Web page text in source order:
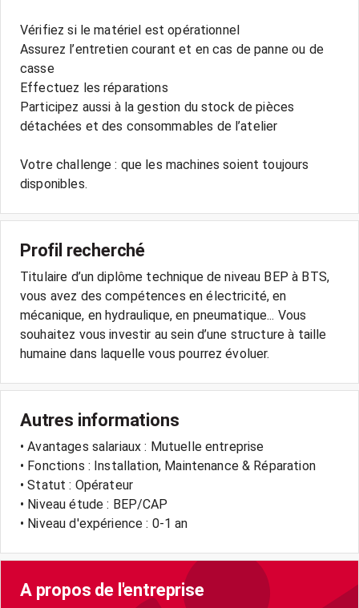
Vérifiez si le matériel est opérationnel
Assurez l’entretien courant et en cas de panne ou de
casse
Effectuez les réparations
Participez aussi à la gestion du stock de pièces
détachées et des consommables de l’atelier
Votre challenge : que les machines soient toujours
Profil recherché
Titulaire d’un diplôme technique de niveau BEP à BTS,
vous avez des compétences en électricité, en
mécanique, en hydraulique, en pneumatique... Vous
souhaitez vous investir au sein d’une structure à taille
Autres informations
• Avantages salariaux : Mutuelle entreprise
• Fonctions : Installation, Maintenance & Réparation
• Statut : Opérateur
• Niveau étude : BEP/CAP
• Niveau d'expérience : 0-1 an
A propos de l'entreprise